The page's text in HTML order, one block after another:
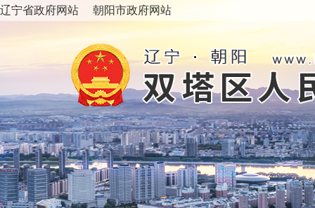
辽宁省政府网站 朝阳市政府网站